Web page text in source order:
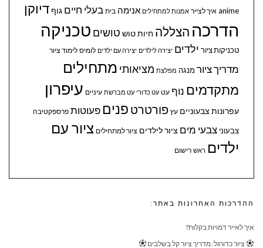
anime איך לצייר אמנות למתחילים אנימה בית בעלי חיים גוףדיוקן
הדרכה הצללה חיותטוש טושים טכניקה
טכניקות ציור ילדים יצירה לילדים יצירה עם ילדים לומיס לימוד ציור
מדריך ציור מנגה מפלצת מציאותי מתחילים
מתקדמים נוף עט עט כדורי עט מברשת עיניים עיפרון
עפרונות צבעוניים עץ פורטרט פנים פעוטות פרספקטיבה
צבעוני צבעי מים ציור לילדים ציור למתחילים ציור עם
ילדים ראש רישום
ההדרכות האחרונות באתר:
איך לאייר דמויות בקלות?
ציור כדורגל: מדריך ציור קל בשלבים